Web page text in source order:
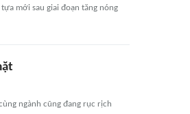
mới sau giai đoạn tăng nóng
ngành cũng đang rục rịch